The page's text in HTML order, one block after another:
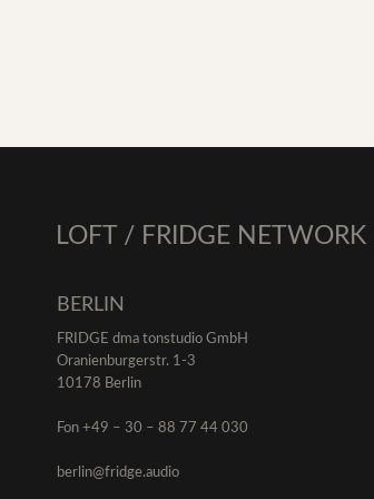
LOFT / FRIDGE NETWORK
BERLIN
FRIDGE dma tonstudio GmbH
Oranienburgerstr. 1-3
10178 Berlin
Fon +49 – 30 – 88 77 44 030
berlin@fridge.audio